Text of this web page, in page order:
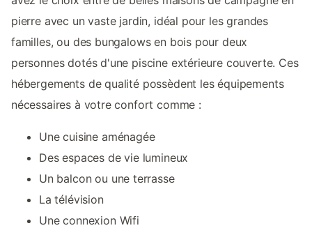
pierre avec un vaste jardin, idéal pour les grandes
familles, ou des bungalows en bois pour deux
personnes dotés d'une piscine extérieure couverte. Ces
hébergements de qualité possèdent les équipements
nécessaires à votre confort comme :
Une cuisine aménagée
Des espaces de vie lumineux
Un balcon ou une terrasse
La télévision
Une connexion Wifi